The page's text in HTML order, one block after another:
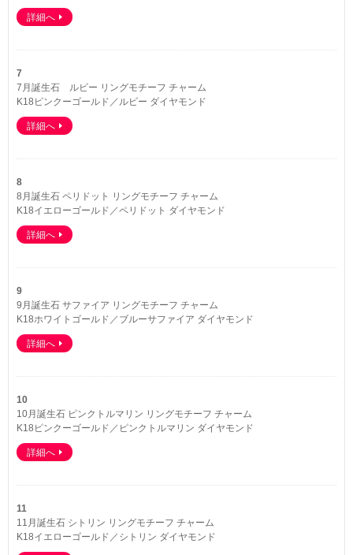
詳細へ
7
7月誕生石 ルビー リングモチーフ チャーム
K18ピンクーゴールド／ルビー ダイヤモンド
詳細へ
8
8月誕生石 ペリドット リングモチーフ チャーム
K18イエローゴールド／ペリドット ダイヤモンド
詳細へ
9
9月誕生石 サファイア リングモチーフ チャーム
K18ホワイトゴールド／ブルーサファイア ダイヤモンド
詳細へ
10
10月誕生石 ピンクトルマリン リングモチーフ チャーム
K18ピンクーゴールド／ピンクトルマリン ダイヤモンド
詳細へ
11
11月誕生石 シトリン リングモチーフ チャーム
K18イエローゴールド／シトリン ダイヤモンド